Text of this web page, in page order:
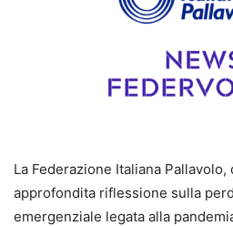
La Federazione Italiana Pallavolo,
approfondita riflessione sulla
emergenziale legata alla